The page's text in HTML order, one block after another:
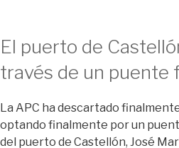
El puerto de
través de un puente
La APC ha descartado
optando finalmente por un
del puerto de Castellón, José